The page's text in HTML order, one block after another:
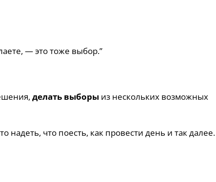
— это тоже выбор.”
делать выборы из нескольких возможных
что поесть, как провести день и так